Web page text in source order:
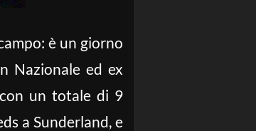
è un giorno
Nazionale ed ex
un totale di 9
a Sunderland, e